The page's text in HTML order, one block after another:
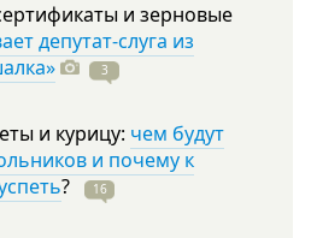
и зерновые
депутат-слуга из
3
и курицу: чем будут
и почему к
? 16